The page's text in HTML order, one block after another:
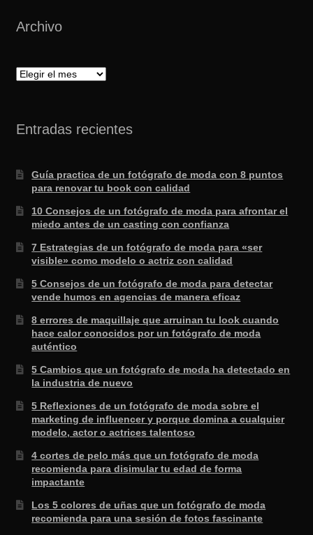
Archivo
Archivo
Entradas recientes
Guía practica de un fotógrafo de moda con 8 puntos
para renovar tu book con calidad
10 Consejos de un fotógrafo de moda para afrontar el
miedo antes de un casting con confianza
7 Estrategias de un fotógrafo de moda para «ser
visible» como modelo o actriz con calidad
5 Consejos de un fotógrafo de moda para detectar
vende humos en agencias de manera eficaz
8 errores de maquillaje que arruinan tu look cuando
hace calor conocidos por un fotógrafo de moda
auténtico
5 Cambios que un fotógrafo de moda ha detectado en
la industria de nuevo
5 Reflexiones de un fotógrafo de moda sobre el
marketing de influencer y porque domina a cualquier
modelo, actor o actrices talentoso
4 cortes de pelo más que un fotógrafo de moda
recomienda para disimular tu edad de forma
impactante
Los 5 colores de uñas que un fotógrafo de moda
recomienda para una sesión de fotos fascinante